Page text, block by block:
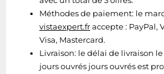
Méthodes de paiement: le
vistaexpert.fraccepte : PayPal,
Visa, Mastercard.
Livraison: le délai de livraison
jours ouvrés jours ouvrés est